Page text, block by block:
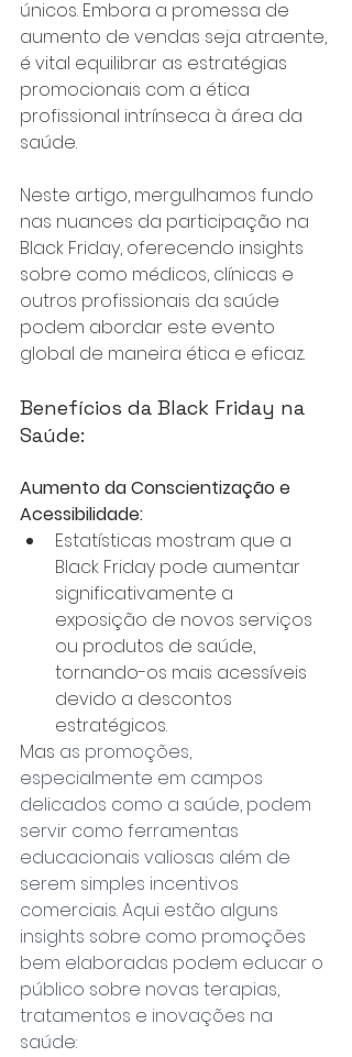
únicos. Embora a promessa de
aumento de vendas seja atraente,
é vital equilibrar as estratégias
promocionais com a ética
profissional intrínseca à área da
saúde.
Neste artigo, mergulhamos fundo
nas nuances da participação na
Black Friday, oferecendo insights
sobre como médicos, clínicas e
outros profissionais da saúde
podem abordar este evento
global de maneira ética e eficaz.
Benefícios da Black Friday na
Saúde:
Aumento da Conscientização e
Acessibilidade:
Estatísticas mostram que a
Black Friday pode aumentar
significativamente a
exposição de novos serviços
ou produtos de saúde,
tornando-os mais acessíveis
devido a descontos
estratégicos.
Mas as promoções,
especialmente em campos
delicados como a saúde, podem
servir como ferramentas
educacionais valiosas além de
serem simples incentivos
comerciais. Aqui estão alguns
insights sobre como promoções
bem elaboradas podem educar o
público sobre novas terapias,
tratamentos e inovações na
saúde: